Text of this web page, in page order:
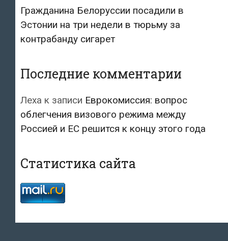
Гражданина Белоруссии посадили в
Эстонии на три недели в тюрьму за
контрабанду сигарет
Последние комментарии
Леха к записи Еврокомиссия: вопрос
облегчения визового режима между
Россией и ЕС решится к концу этого года
Статистика сайта